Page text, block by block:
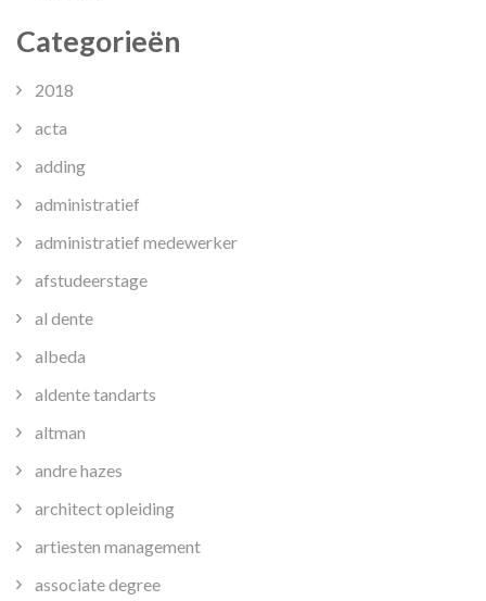
Categorieën
2018
acta
adding
administratief
administratief medewerker
afstudeerstage
al dente
albeda
aldente tandarts
altman
andre hazes
architect opleiding
artiesten management
associate degree